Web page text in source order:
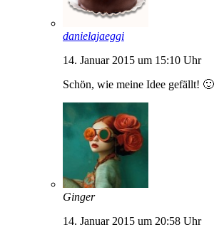
danielajaeggi
14. Januar 2015 um 15:10 Uhr
Schön, wie meine Idee gefällt! 🙂
Ginger
14. Januar 2015 um 20:58 Uhr